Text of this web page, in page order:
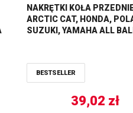
NAKRĘTKI KOŁA
ARCTIC CAT, HONDA,
SUZUKI, YAMAHA ALL
BESTSELLER
39,02 zł